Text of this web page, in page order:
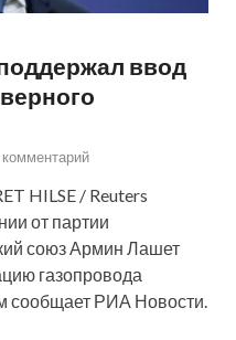
ввод
HILSE / Reuters
от партии
союз Армин Лашет
газопровода
сообщает РИА Новости.